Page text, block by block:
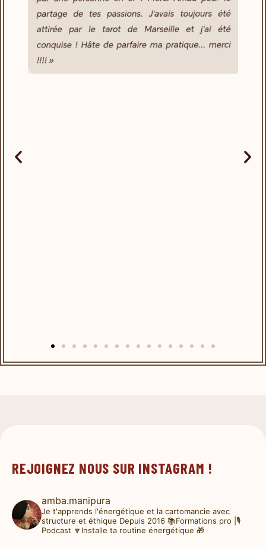
REJOIGNEZ NOUS SUR INSTAGRAM !
amba.manipura
Je t'apprends l'énergétique et la cartomancie avec
structure et éthique Depuis 2016 📚Formations pro |🎙️
Podcast 🔽Installe ta routine énergétique 🎁